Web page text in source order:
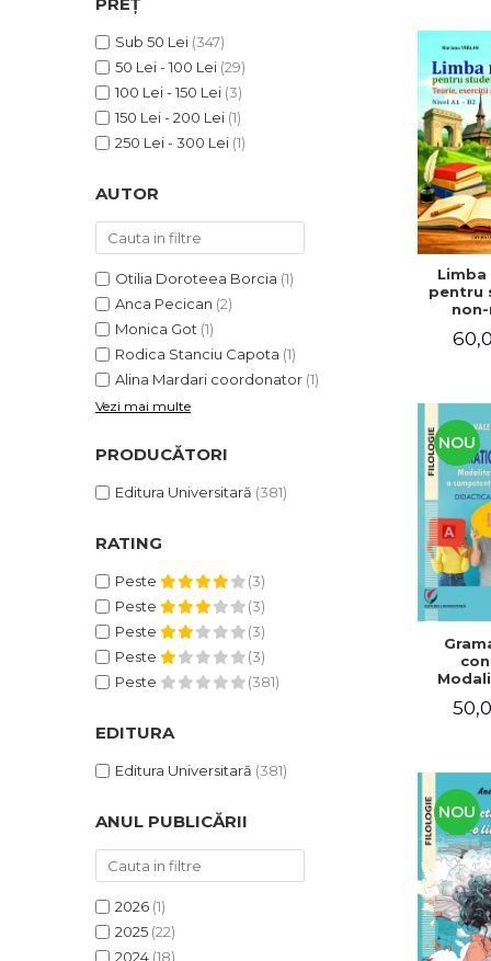
ADMINISTRATIVE
ȘTIINȚE ECONOMICE
ȘTIINȚE EXACTE
EDUCAȚIE FIZICĂ ȘI SPORT
PREUNIVERSITARIA
TIMP LIBER
PACHETE DE STUDIU
PROMOȚIILE LUNII
ULTIMELE EXEMPLARE
Cum Cumpăr
Politica de Retur
Formular de Retur
Distribuitori
Sub 50 Lei (347)
50 Lei - 100 Lei (29)
100 Lei - 150 Lei (3)
150 Lei - 200 Lei (1)
250 Lei - 300 Lei (1)
AUTOR
Otilia Doroteea Borcia (1)
Anca Pecican (2)
Monica Got (1)
Rodica Stanciu Capota (1)
Alina Mardari coordonator (1)
Vezi mai multe
PRODUCĂTORI
Editura Universitară (381)
RATING
Peste
(3)
Peste
(3)
Peste
(3)
Peste
(3)
Peste
(381)
EDITURA
Editura Universitară (381)
ANUL PUBLICĂRII
2026 (1)
2025 (22)
2024 (18)
Limba
pentru
Teorie,
teste.
NOU
NOU